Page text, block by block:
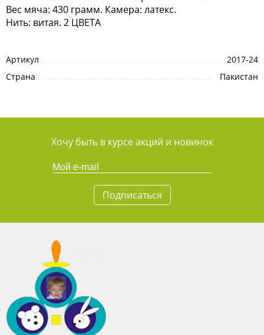
Вес мяча: 430 грамм. Камера: латекс.
Нить: витая. 2 ЦВЕТА
Артикул
2017-24
Страна
Пакистан
Хочу быть в курсе акций и новинок
Подписаться